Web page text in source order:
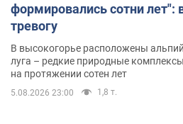
формировались сотни лет":
тревогу
В высокогорье расположены
луга – редкие природные
на протяжении сотен лет
5.08.2026 23:00 1,8 т.